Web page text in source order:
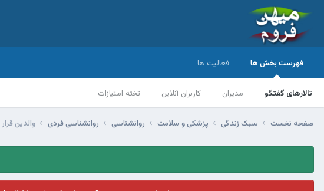
فهرست بخش ها
تالارهای گفتگو مدیران کاربران آنلاین تخته امتیازات
فعالیت ها
صفحه نخست سبک زندگی پزشکی و سلامت روانشناسی روانشناسی فردی والدين